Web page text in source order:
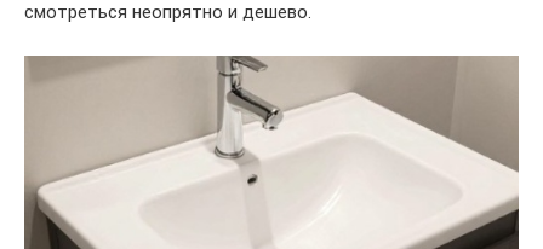
смотреться неопрятно и дешево.